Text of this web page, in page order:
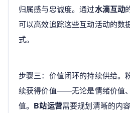
归属感与忠诚度。通过水滴互动
可以高效追踪这些互动活动的数
式。
步骤三：价值闭环的持续供给。
续获得价值——无论是情绪价值
值。 B站运营需要规划清晰的内